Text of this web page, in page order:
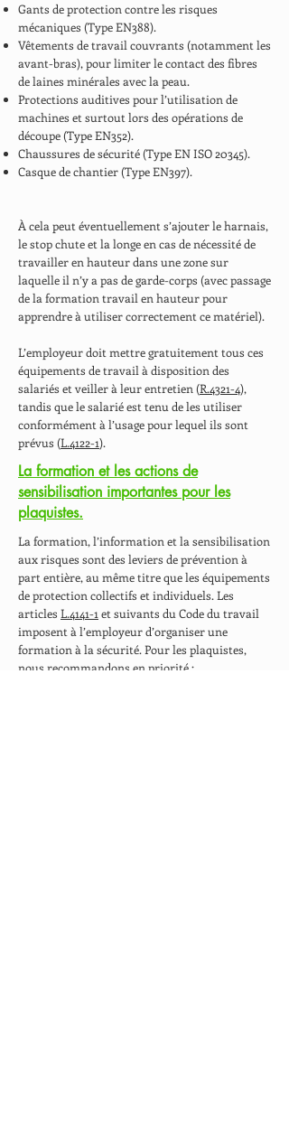
Gants de protection contre les risques
mécaniques (Type EN388).
Vêtements de travail couvrants (notamment les
avant-bras), pour limiter le contact des fibres
de laines minérales avec la peau.
Protections auditives pour l’utilisation de
machines et surtout lors des opérations de
découpe (Type EN352).
Chaussures de sécurité (Type EN ISO 20345).
Casque de chantier (Type EN397).
À cela peut éventuellement s’ajouter le harnais,
le stop chute et la longe en cas de nécessité de
travailler en hauteur dans une zone sur
laquelle il n’y a pas de garde-corps (avec passage
de la formation travail en hauteur pour
apprendre à utiliser correctement ce matériel).
L’employeur doit mettre gratuitement tous ces
équipements de travail à disposition des
salariés et veiller à leur entretien (R.4321-4),
tandis que le salarié est tenu de les utiliser
conformément à l’usage pour lequel ils sont
prévus (L.4122-1).
La formation et les actions de
sensibilisation importantes pour les
plaquistes.
La formation, l’information et la sensibilisation
aux risques sont des leviers de prévention à
part entière, au même titre que les équipements
de protection collectifs et individuels. Les
articles L.4141-1 et suivants du Code du travail
imposent à l’employeur d’organiser une
formation à la sécurité. Pour les plaquistes,
nous recommandons en priorité :